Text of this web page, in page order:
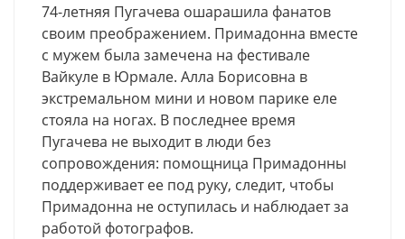
74-летняя Пугачева ошарашила фанатов
своим преображением. Примадонна вместе
с мужем была замечена на фестивале
Вайкуле в Юрмале. Алла Борисовна в
экстремальном мини и новом парике еле
стояла на ногах. В последнее время
Пугачева не выходит в люди без
сопровождения: помощница Примадонны
поддерживает ее под руку, следит, чтобы
Примадонна не оступилась и наблюдает за
работой фотографов.